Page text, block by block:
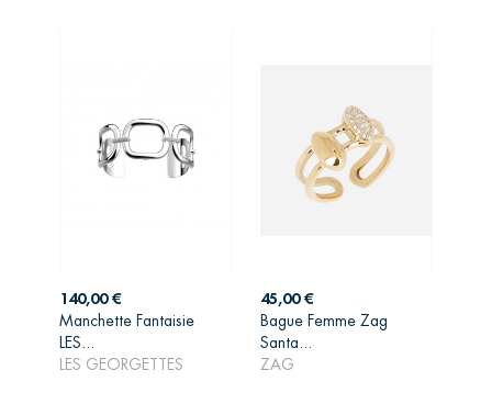
Prix
140,00 €
Manchette Fantaisie
LES...
LES GEORGETTES
AJOUTER AU
Prix
45,00 €
Bague Femme Zag
Santa...
ZAG
AJOUTER AU